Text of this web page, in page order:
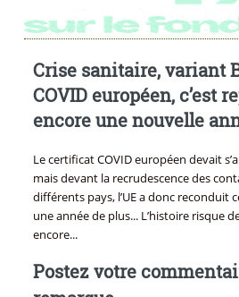
Crise sanitaire, variant
COVID européen, c’est
encore une nouvelle
Le certificat COVID européen devait
mais devant la recrudescence des
différents pays, l’UE a donc reconduit
une année de plus... L’histoire risque
encore...
Postez votre